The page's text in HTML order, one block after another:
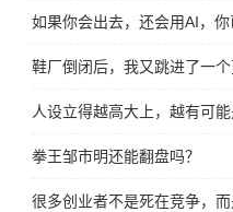
如果你会出去，还会用AI，你
鞋厂倒闭后，我又跳进了一
人设立得越高大上，越有可
拳王邹市明还能翻盘吗？
很多创业者不是死在竞争，